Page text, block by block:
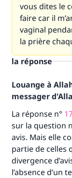
vous dites le
faire car il
vaginal
la prière
la réponse
Louange à
messager
La réponse n°
sur la question
avis. Mais elle
partie de celles
divergence
l’absence d’un